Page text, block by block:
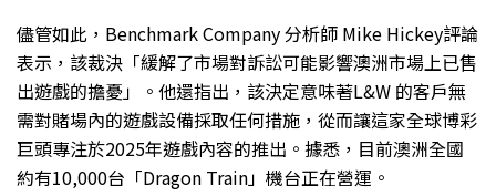
儘管如此，Benchmark Company 分析師 Mike Hickey評論
表示，該裁決「緩解了市場對訴訟可能影響澳洲市場上已售
出遊戲的擔憂」。他還指出，該決定意味著L&W 的客戶無
需對賭場內的遊戲設備採取任何措施，從而讓這家全球博彩
巨頭專注於2025年遊戲內容的推出。據悉，目前澳洲全國
約有10,000台「Dragon Train」機台正在營運。